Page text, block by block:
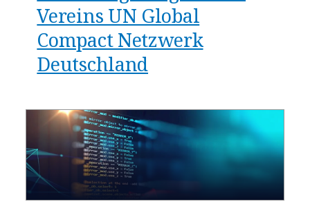
Vereins UN Global
Compact Netzwerk
Deutschland